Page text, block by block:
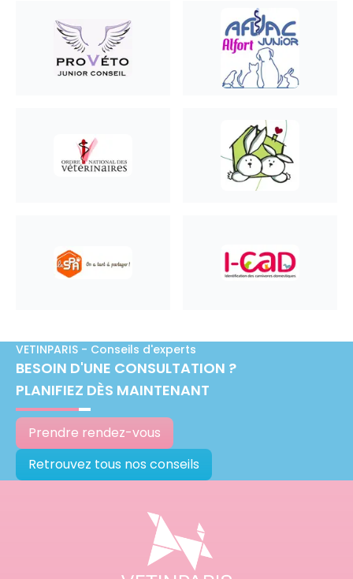
VETINPARIS - Conseils d'experts
BESOIN D'UNE CONSULTATION ?
PLANIFIEZ DÈS MAINTENANT
Prendre rendez-vous
Retrouvez tous nos conseils